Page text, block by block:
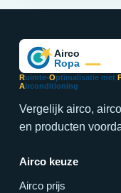
Ruimte-Optimalisatie met
Airconditioning
Vergelijk airco,
en producten
Airco keuze
Airco prijs